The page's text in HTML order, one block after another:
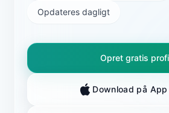
Opdateres dagligt
Opret gratis
Download på